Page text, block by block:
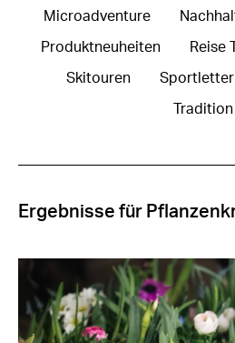
Microadventure
Produktneuheiten Reise
Skitouren Sportletter
Tradition
Ergebnisse für